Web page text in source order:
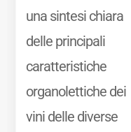
una sintesi chiara
delle principali
caratteristiche
organolettiche dei
vini delle diverse